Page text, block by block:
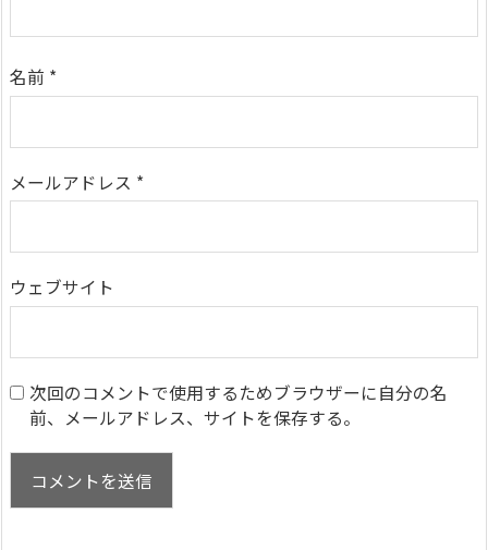
名前 *
メールアドレス *
ウェブサイト
次回のコメントで使用するためブラウザーに自分の名
前、メールアドレス、サイトを保存する。